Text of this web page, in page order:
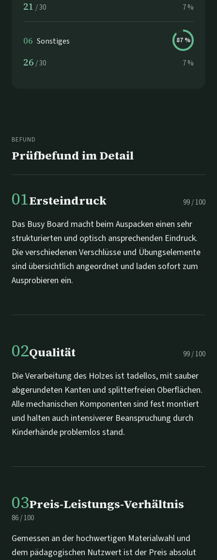
21 /30 7%
06 Sonstiges 87%
26 /30 7%
BEFUND
Prüfbefund im Detail
01Ersteindruck 99/100
Das Busy Board macht beim Auspacken einen sehr
strukturierten und optisch ansprechenden Eindruck.
Die verschiedenen Verschlüsse und Übungselemente
sind übersichtlich angeordnet und laden sofort zum
Ausprobieren ein.
02Qualität 99/100
Die Verarbeitung des Holzes ist tadellos, mit sauber
abgerundeten Kanten und splitterfreien Oberflächen.
Alle mechanischen Komponenten sind fest montiert
und halten auch intensiverer Beanspruchung durch
Kinderhände problemlos stand.
03Preis-Leistungs-Verhältnis
86/100
Gemessen an der hochwertigen Materialwahl und
dem pädagogischen Nutzwert ist der Preis absolut